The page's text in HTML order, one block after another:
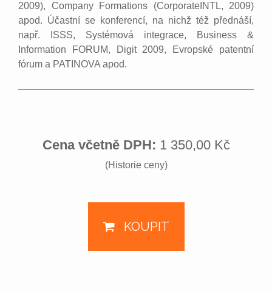
2009), Company Formations (CorporateINTL, 2009)
apod. Účastní se konferencí, na nichž též přednáší,
např. ISSS, Systémová integrace, Business &
Information FORUM, Digit 2009, Evropské patentní
fórum a PATINOVA apod.
Cena včetně DPH: 1 350,00 Kč
(Historie ceny)
KOUPIT